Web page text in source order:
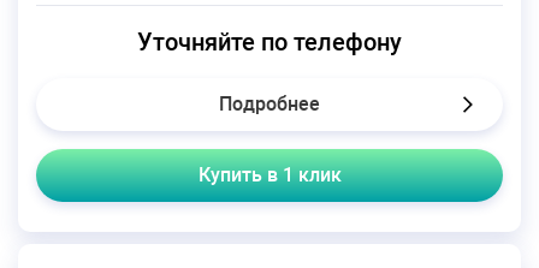
Уточняйте по телефону
Подробнее
Купить в 1 клик